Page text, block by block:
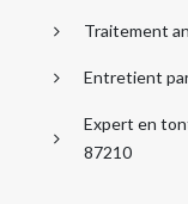
Traitement
Entretient
Expert en
87210